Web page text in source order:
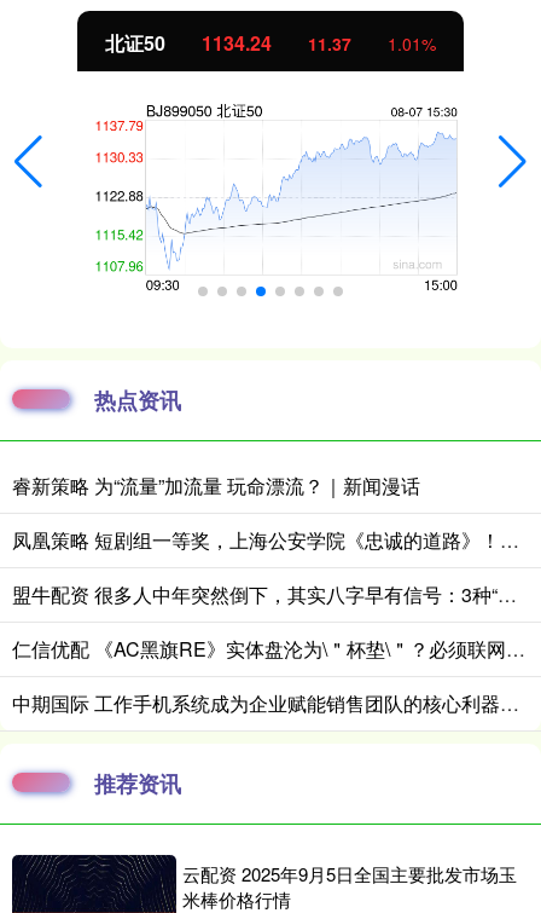
北证50 1134.24 11.37 1.01%
热点资讯
睿新策略 为“流量”加流量 玩命漂流？｜新闻漫话
凤凰策略 短剧组一等奖，上海公安学院《忠诚的道路》！上海市大学生话剧节揭晓赛果
盟牛配资 很多人中年突然倒下，其实八字早有信号：3种“坐绝”结构最容易透支健康
仁信优配 《AC黑旗RE》实体盘沦为\＂杯垫\＂？必须联网才能安装
中期国际 工作手机系统成为企业赋能销售团队的核心利器_客户_云客
推荐资讯
云配资 2025年9月5日全国主要批发市场玉
米棒价格行情